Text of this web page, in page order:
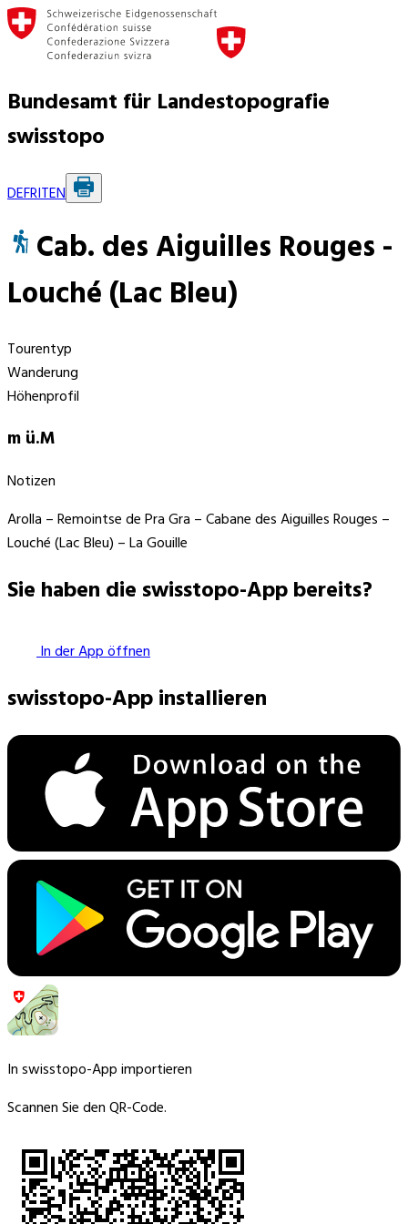
Bundesamt für Landestopografie
swisstopo
DEFRITEN
Cab. des Aiguilles Rouges -
Louché (Lac Bleu)
Tourentyp
Wanderung
Höhenprofil
m ü.M
Notizen
Arolla – Remointse de Pra Gra – Cabane des Aiguilles Rouges –
Louché (Lac Bleu) – La Gouille
Sie haben die swisstopo-App bereits?
In der App öffnen
swisstopo-App installieren
In swisstopo-App importieren
Scannen Sie den QR-Code.